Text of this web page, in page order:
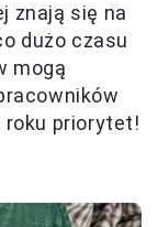
znają się na
dużo czasu
mogą
roku priorytet!